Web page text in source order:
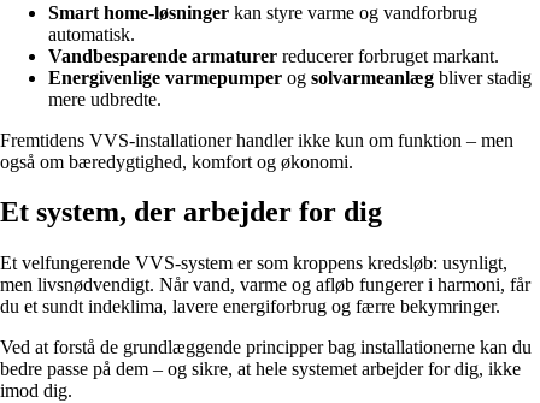
Smart home-løsninger kan styre varme og vandforbrug
automatisk.
Vandbesparende armaturer reducerer forbruget markant.
Energivenlige varmepumper og solvarmeanlæg bliver stadig
mere udbredte.
Fremtidens VVS-installationer handler ikke kun om funktion – men
også om bæredygtighed, komfort og økonomi.
Et system, der arbejder for dig
Et velfungerende VVS-system er som kroppens kredsløb: usynligt,
men livsnødvendigt. Når vand, varme og afløb fungerer i harmoni, får
du et sundt indeklima, lavere energiforbrug og færre bekymringer.
Ved at forstå de grundlæggende principper bag installationerne kan du
bedre passe på dem – og sikre, at hele systemet arbejder for dig, ikke
imod dig.